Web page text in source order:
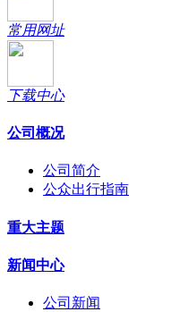
常用网址
下载中心
公司概况
公司简介
公众出行指南
重大主题
新闻中心
公司新闻